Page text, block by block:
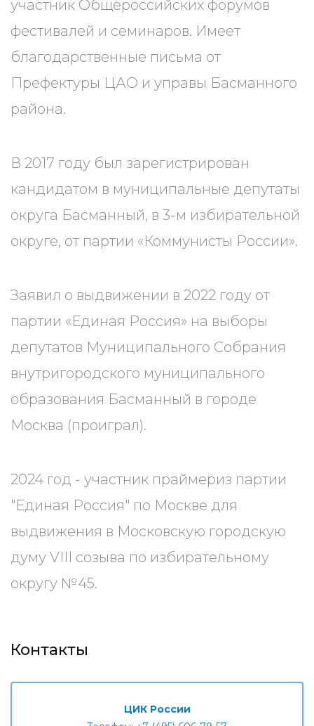
участник Общероссийских форумов
фестивалей и семинаров. Имеет
благодарственные письма от
Префектуры ЦАО и управы Басманного
района.
В 2017 году был зарегистрирован
кандидатом в муниципальные депутаты
округа Басманный, в 3-м избирательной
округе, от партии «Коммунисты России».
Заявил о выдвижении в 2022 году от
партии «Единая Россия» на выборы
депутатов Муниципального Собрания
внутригородского муниципального
образования Басманный в городе
Москва (проиграл).
2024 год - участник праймериз партии
"Единая Россия" по Москве для
выдвижения в Московскую городскую
думу VIII созыва по избирательному
округу №45.
Контакты
ЦИК России